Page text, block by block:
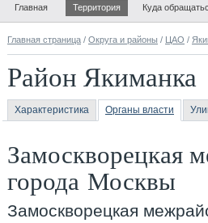
Главная Территория Куда
Главная страница / Округа и районы / ЦАО /
Район Якиманка
Характеристика Органы власти
Замоскворецкая
города Москвы
Замоскворецкая